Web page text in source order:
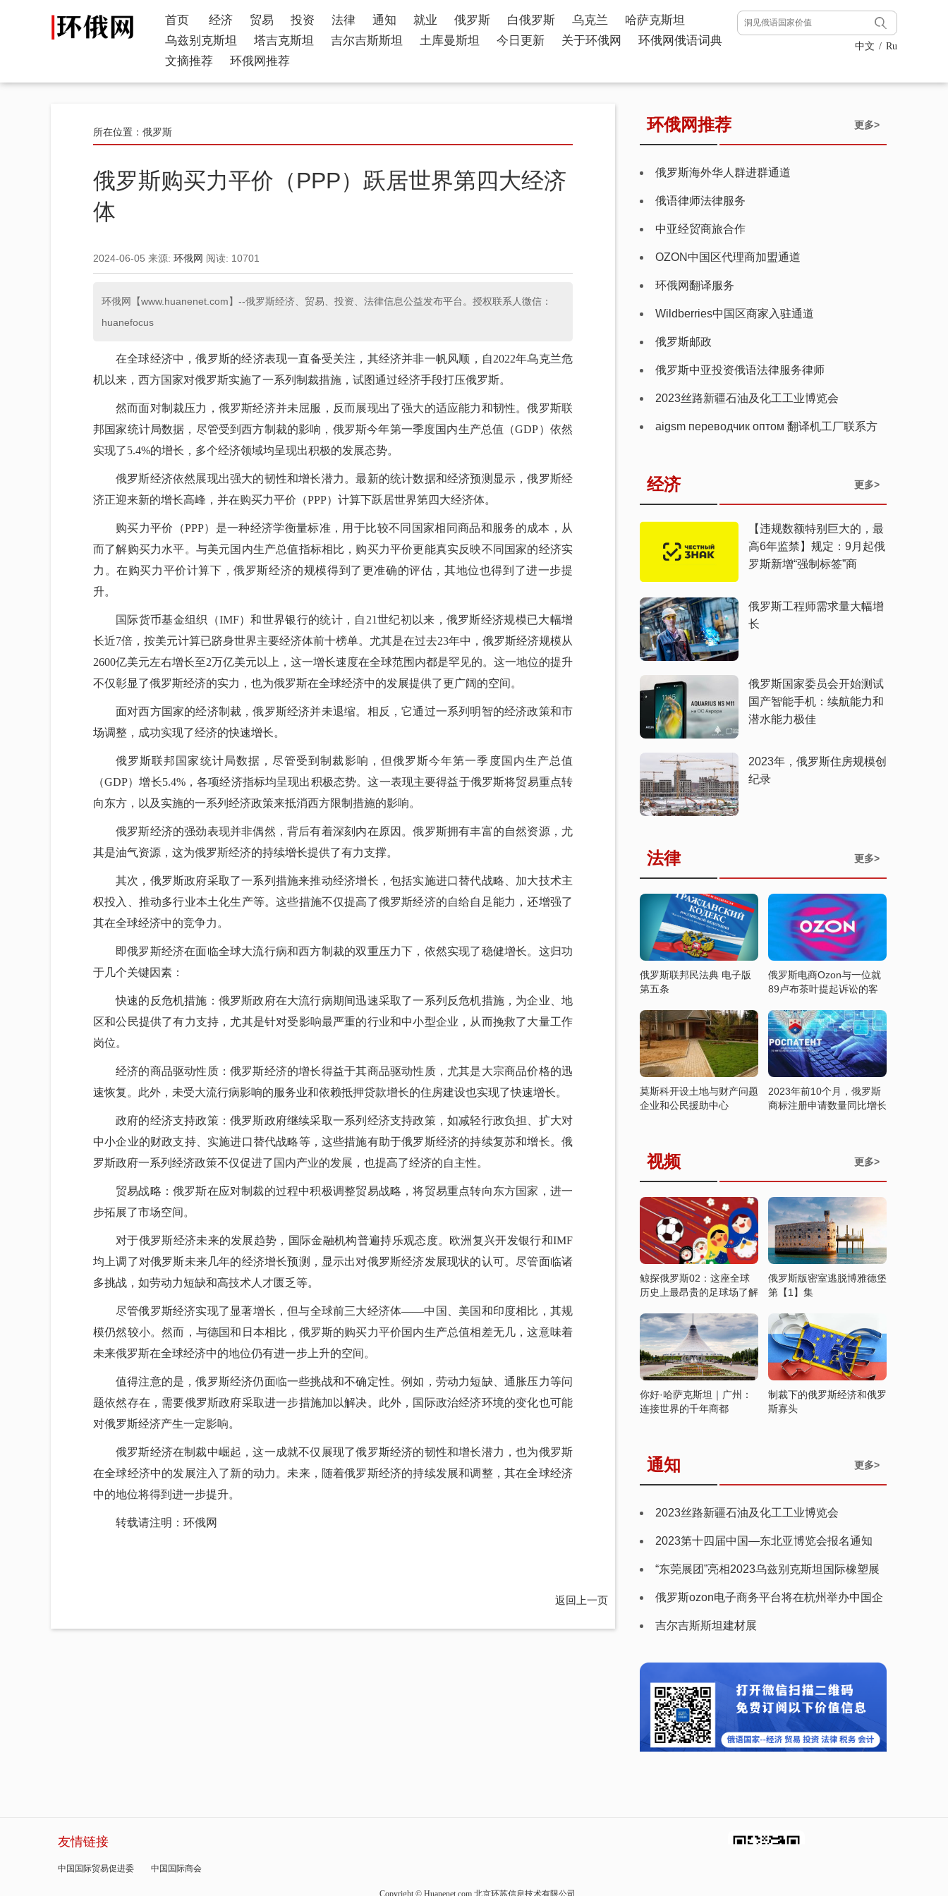
首页 经济 贸易 投资 法律 通知 就业 俄罗斯 白俄罗斯 乌克兰
哈萨克斯坦
乌兹别克斯坦
塔吉克斯坦 吉尔吉斯斯坦 土库曼斯坦 今日更新 关于环俄网
环俄网俄语词典
文摘推荐
环俄网推荐
中文 / Ru
所在位置： 俄罗斯
俄罗斯购买力平价（PPP）跃居世界第四大经济
体
2024-06-05 来源: 环俄网 阅读: 10701
环俄网【www.huanenet.com】--俄罗斯经济、贸易、投资、法律信息公益发布平台。授权联系人微信：
huanefocus
在全球经济中，俄罗斯的经济表现一直备受关注，其经济并非一帆风顺，自2022年乌克兰危
机以来，西方国家对俄罗斯实施了一系列制裁措施，试图通过经济手段打压俄罗斯。
然而面对制裁压力，俄罗斯经济并未屈服，反而展现出了强大的适应能力和韧性。俄罗斯联
邦国家统计局数据，尽管受到西方制裁的影响，俄罗斯今年第一季度国内生产总值（GDP）依然
实现了5.4%的增长，多个经济领域均呈现出积极的发展态势。
俄罗斯经济依然展现出强大的韧性和增长潜力。最新的统计数据和经济预测显示，俄罗斯经
济正迎来新的增长高峰，并在购买力平价（PPP）计算下跃居世界第四大经济体。
购买力平价（PPP）是一种经济学衡量标准，用于比较不同国家相同商品和服务的成本，从
而了解购买力水平。与美元国内生产总值指标相比，购买力平价更能真实反映不同国家的经济实
力。在购买力平价计算下，俄罗斯经济的规模得到了更准确的评估，其地位也得到了进一步提
升。
国际货币基金组织（IMF）和世界银行的统计，自21世纪初以来，俄罗斯经济规模已大幅增
长近7倍，按美元计算已跻身世界主要经济体前十榜单。尤其是在过去23年中，俄罗斯经济规模从
2600亿美元左右增长至2万亿美元以上，这一增长速度在全球范围内都是罕见的。这一地位的提升
不仅彰显了俄罗斯经济的实力，也为俄罗斯在全球经济中的发展提供了更广阔的空间。
面对西方国家的经济制裁，俄罗斯经济并未退缩。相反，它通过一系列明智的经济政策和市
场调整，成功实现了经济的快速增长。
俄罗斯联邦国家统计局数据，尽管受到制裁影响，但俄罗斯今年第一季度国内生产总值
（GDP）增长5.4%，各项经济指标均呈现出积极态势。这一表现主要得益于俄罗斯将贸易重点转
向东方，以及实施的一系列经济政策来抵消西方限制措施的影响。
俄罗斯经济的强劲表现并非偶然，背后有着深刻内在原因。俄罗斯拥有丰富的自然资源，尤
其是油气资源，这为俄罗斯经济的持续增长提供了有力支撑。
其次，俄罗斯政府采取了一系列措施来推动经济增长，包括实施进口替代战略、加大技术主
权投入、推动多行业本土化生产等。这些措施不仅提高了俄罗斯经济的自给自足能力，还增强了
其在全球经济中的竞争力。
即俄罗斯经济在面临全球大流行病和西方制裁的双重压力下，依然实现了稳健增长。这归功
于几个关键因素：
快速的反危机措施：俄罗斯政府在大流行病期间迅速采取了一系列反危机措施，为企业、地
区和公民提供了有力支持，尤其是针对受影响最严重的行业和中小型企业，从而挽救了大量工作
岗位。
经济的商品驱动性质：俄罗斯经济的增长得益于其商品驱动性质，尤其是大宗商品价格的迅
速恢复。此外，未受大流行病影响的服务业和依赖抵押贷款增长的住房建设也实现了快速增长。
政府的经济支持政策：俄罗斯政府继续采取一系列经济支持政策，如减轻行政负担、扩大对
中小企业的财政支持、实施进口替代战略等，这些措施有助于俄罗斯经济的持续复苏和增长。俄
罗斯政府一系列经济政策不仅促进了国内产业的发展，也提高了经济的自主性。
贸易战略：俄罗斯在应对制裁的过程中积极调整贸易战略，将贸易重点转向东方国家，进一
步拓展了市场空间。
对于俄罗斯经济未来的发展趋势，国际金融机构普遍持乐观态度。欧洲复兴开发银行和IMF
均上调了对俄罗斯未来几年的经济增长预测，显示出对俄罗斯经济发展现状的认可。尽管面临诸
多挑战，如劳动力短缺和高技术人才匮乏等。
尽管俄罗斯经济实现了显著增长，但与全球前三大经济体——中国、美国和印度相比，其规
模仍然较小。然而，与德国和日本相比，俄罗斯的购买力平价国内生产总值相差无几，这意味着
未来俄罗斯在全球经济中的地位仍有进一步上升的空间。
值得注意的是，俄罗斯经济仍面临一些挑战和不确定性。例如，劳动力短缺、通胀压力等问
题依然存在，需要俄罗斯政府采取进一步措施加以解决。此外，国际政治经济环境的变化也可能
对俄罗斯经济产生一定影响。
俄罗斯经济在制裁中崛起，这一成就不仅展现了俄罗斯经济的韧性和增长潜力，也为俄罗斯
在全球经济中的发展注入了新的动力。未来，随着俄罗斯经济的持续发展和调整，其在全球经济
中的地位将得到进一步提升。
转载请注明：环俄网
返回上一页
更多>
环俄网推荐
俄罗斯海外华人群进群通道
俄语律师法律服务
中亚经贸商旅合作
OZON中国区代理商加盟通道
环俄网翻译服务
Wildberries中国区商家入驻通道
俄罗斯邮政
俄罗斯中亚投资俄语法律服务律师
2023丝路新疆石油及化工工业博览会
aigsm переводчик оптом 翻译机工厂联系方
更多>
经济
【违规数额特别巨大的，最
高6年监禁】规定：9月起俄
罗斯新增“强制标签”商
俄罗斯工程师需求量大幅增
长
俄罗斯国家委员会开始测试
国产智能手机：续航能力和
潜水能力极佳
​2023年，俄罗斯住房规模创
纪录
更多>
法律
俄罗斯联邦民法典 电子版
第五条
俄罗斯电商Ozon与一位就
89卢布茶叶提起诉讼的客
莫斯科开设土地与财产问题
企业和公民援助中心
2023年前10个月，俄罗斯
商标注册申请数量同比增长
更多>
视频
鲸探俄罗斯02：这座全球
历史上最昂贵的足球场了解
俄罗斯版密室逃脱博雅德堡
第【1】集
你好·哈萨克斯坦｜广州：
连接世界的千年商都
制裁下的俄罗斯经济和俄罗
斯寡头
更多>
通知
2023丝路新疆石油及化工工业博览会
2023第十四届中国—东北亚博览会报名通知
“东莞展团”亮相2023乌兹别克斯坦国际橡塑展
（plastex uzbekistan）
俄罗斯ozon电子商务平台将在杭州举办中国企
业家峰会
吉尔吉斯斯坦建材展
友情链接
中国国际贸易促进委 中国国际商会
Copyright © Huanenet.com 北京环苏信息技术有限公司